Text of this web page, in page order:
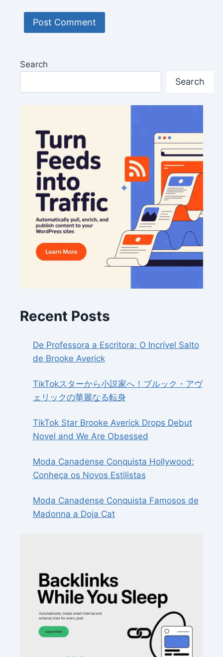
Search
Search
Recent Posts
De Professora a Escritora: O Incrível Salto
de Brooke Averick
TikTokスターから小説家へ！ブルック・アヴ
ェリックの華麗なる転身
TikTok Star Brooke Averick Drops Debut
Novel and We Are Obsessed
Moda Canadense Conquista Hollywood:
Conheça os Novos Estilistas
Moda Canadense Conquista Famosos de
Madonna a Doja Cat